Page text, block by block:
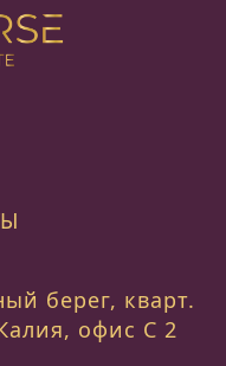
берег, кварт.
офис C 2